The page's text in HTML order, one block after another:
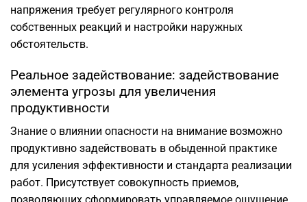
напряжения требует регулярного контроля
собственных реакций и настройки наружных
обстоятельств.
Реальное задействование: задействование
элемента угрозы для увеличения
продуктивности
Знание о влиянии опасности на внимание возможно
продуктивно задействовать в обыденной практике
для усиления эффективности и стандарта реализации
работ. Присутствует совокупность приемов,